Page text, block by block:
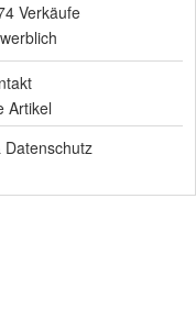
Verkäufe
Artikel
Datenschutz